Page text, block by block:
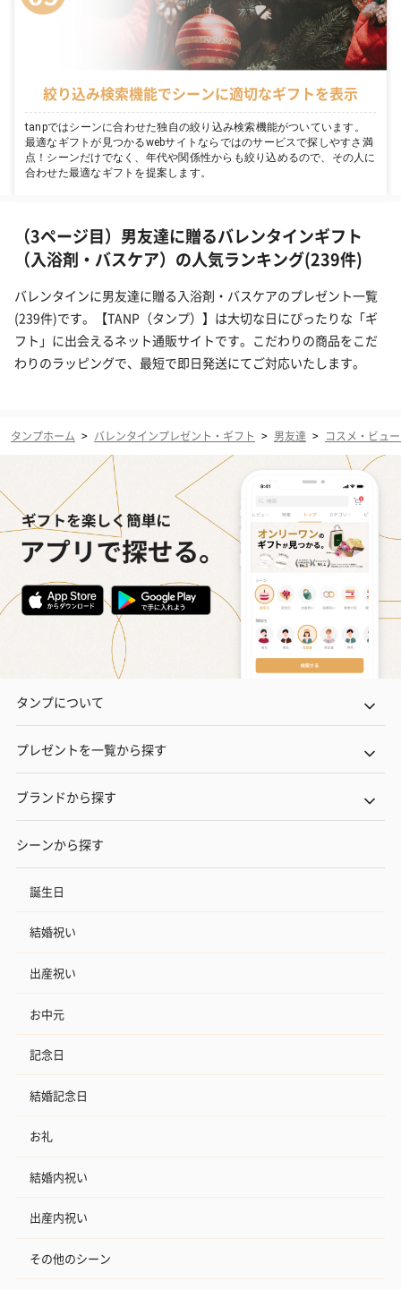
絞り込み検索機能でシーンに適切なギフトを表示
tanpではシーンに合わせた独自の絞り込み検索機能がついています。
最適なギフトが見つかるwebサイトならではのサービスで探しやすさ満
点！シーンだけでなく、年代や関係性からも絞り込めるので、その人に
合わせた最適なギフトを提案します。
（3ページ目）男友達に贈るバレンタインギフト
（入浴剤・バスケア）の人気ランキング(239件)
バレンタインに男友達に贈る入浴剤・バスケアのプレゼント一覧
(239件)です。【TANP（タンプ）】は大切な日にぴったりな「ギ
フト」に出会えるネット通販サイトです。こだわりの商品をこだ
わりのラッピングで、最短で即日発送にてご対応いたします。
タンプホーム > バレンタインプレゼント・ギフト > 男友達 > コスメ・ビュ
タンプについて
プレゼントを一覧から探す
ブランドから探す
シーンから探す
誕生日
結婚祝い
出産祝い
お中元
記念日
結婚記念日
お礼
結婚内祝い
出産内祝い
その他のシーン